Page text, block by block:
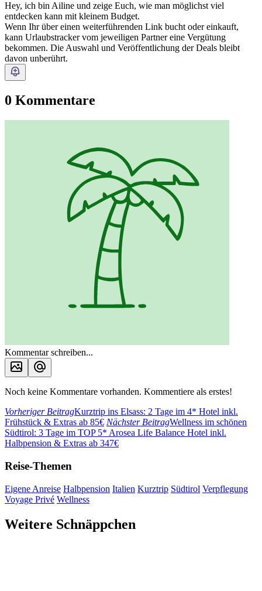
Hey, ich bin Ailine und zeige Euch, wie man möglichst viel
entdecken kann mit kleinem Budget.
Wenn Ihr über einen weiterführenden Link bucht oder einkauft,
kann Urlaubstracker vom jeweiligen Partner eine Vergütung
bekommen. Die Auswahl und Veröffentlichung der Deals bleibt
davon unberührt.
0 Kommentare
Kommentar schreiben...
Noch keine Kommentare vorhanden. Kommentiere als erstes!
Vorheriger BeitragKurztrip ins Elsass: 2 Tage im 4* Hotel inkl.
Frühstück & Extras ab 85€ Nächster BeitragWellness im schönen
Südtirol: 3 Tage im TOP 5* Arosea Life Balance Hotel inkl.
Halbpension & Extras ab 347€
Reise-Themen
Eigene Anreise Halbpension Italien Kurztrip Südtirol Verpflegung
Voyage Privé Wellness
Weitere Schnäppchen